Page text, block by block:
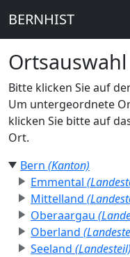
BERNHIST
Ortsauswahl
Bitte klicken Sie auf
Um untergeordnete
klicken Sie bitte auf
Ort.
Bern (Kanton)
Emmental
Mittelland
Oberaargau
Oberland
Seeland (Landesteil)